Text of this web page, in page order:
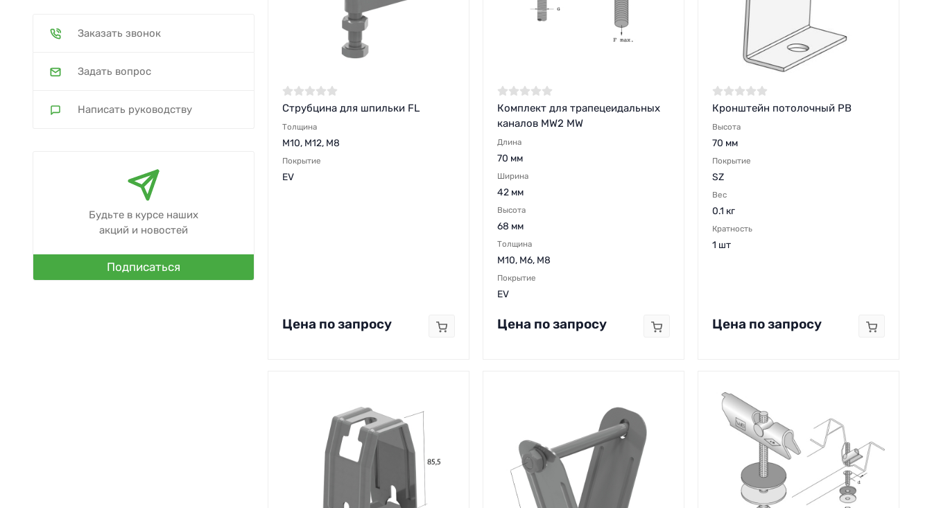
Заказать звонок
Задать вопрос
Написать руководству
Будьте в курсе наших
акций и новостей
Подписаться
Струбцина для шпильки FL
Толщина
M10, M12, M8
Покрытие
EV
Цена по запросу
Комплект для трапецеидальных
каналов MW2 MW
Длина
70 мм
Ширина
42 мм
Высота
68 мм
Толщина
М10, М6, М8
Покрытие
EV
Цена по запросу
Кронштейн потолочный PB
Высота
70 мм
Покрытие
SZ
Вес
0.1 кг
Кратность
1 шт
Цена по запросу